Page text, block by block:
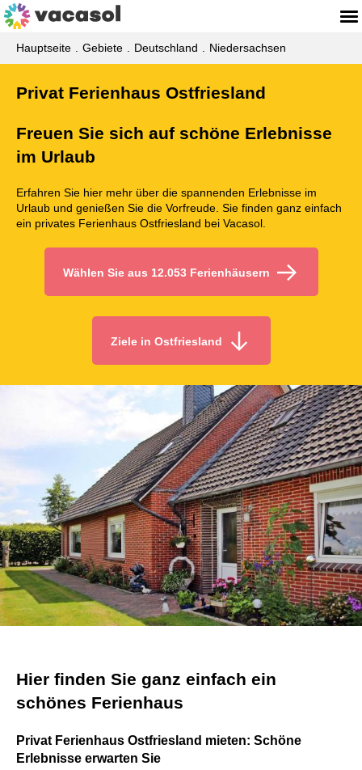
Hauptseite Gebiete Deutschland Niedersachsen
Privat Ferienhaus Ostfriesland
Freuen Sie sich auf schöne Erlebnisse
im Urlaub
Erfahren Sie hier mehr über die spannenden Erlebnisse im
Urlaub und genießen Sie die Vorfreude. Sie finden ganz einfach
ein privates Ferienhaus Ostfriesland bei Vacasol.
Wählen Sie aus 12.053 Ferienhäusern
Ziele in Ostfriesland
Hier finden Sie ganz einfach ein
schönes Ferienhaus
Privat Ferienhaus Ostfriesland mieten: Schöne
Erlebnisse erwarten Sie